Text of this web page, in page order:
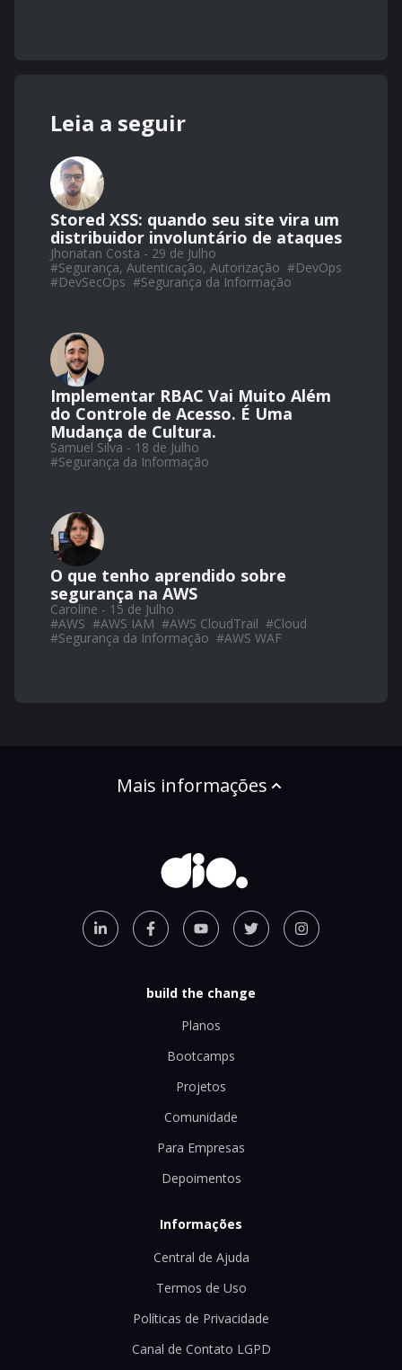
Leia a seguir
Stored XSS: quando seu site vira um
distribuidor involuntário de ataques
Jhonatan Costa - 29 de Julho
#Segurança, Autenticação, Autorização #DevOps
#DevSecOps #Segurança da Informação
Implementar RBAC Vai Muito Além
do Controle de Acesso. É Uma
Mudança de Cultura.
Samuel Silva - 18 de Julho
#Segurança da Informação
O que tenho aprendido sobre
segurança na AWS
Caroline - 15 de Julho
#AWS #AWS IAM #AWS CloudTrail #Cloud
#Segurança da Informação #AWS WAF
Mais informações
build the change
Planos
Bootcamps
Projetos
Comunidade
Para Empresas
Depoimentos
Informações
Central de Ajuda
Termos de Uso
Políticas de Privacidade
Canal de Contato LGPD